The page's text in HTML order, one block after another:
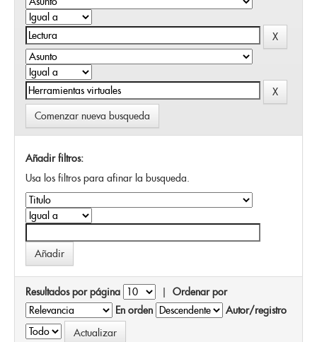
Comenzar nueva busqueda
Añadir filtros:
Usa los filtros para afinar la busqueda.
Resultados por página | Ordenar por
En orden
Autor/registro